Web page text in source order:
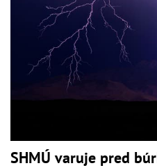
SHMÚ varuje pred